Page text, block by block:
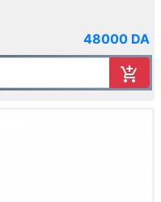
48000 DA